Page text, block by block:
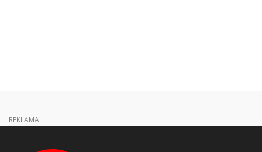
REKLAMA